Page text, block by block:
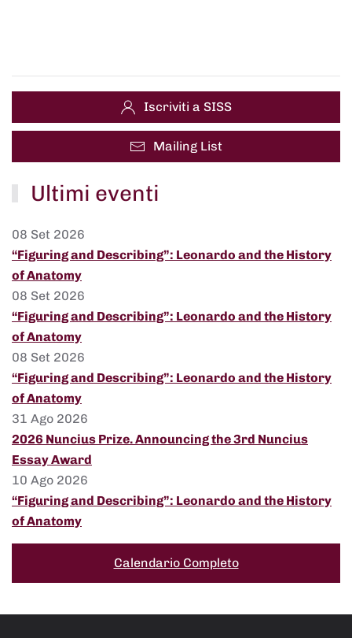
Iscriviti a SISS
Mailing List
Ultimi eventi
08 Set 2026
“Figuring and Describing”: Leonardo and the History
of Anatomy
08 Set 2026
“Figuring and Describing”: Leonardo and the History
of Anatomy
08 Set 2026
“Figuring and Describing”: Leonardo and the History
of Anatomy
31 Ago 2026
2026 Nuncius Prize. Announcing the 3rd Nuncius
Essay Award
10 Ago 2026
“Figuring and Describing”: Leonardo and the History
of Anatomy
Calendario Completo